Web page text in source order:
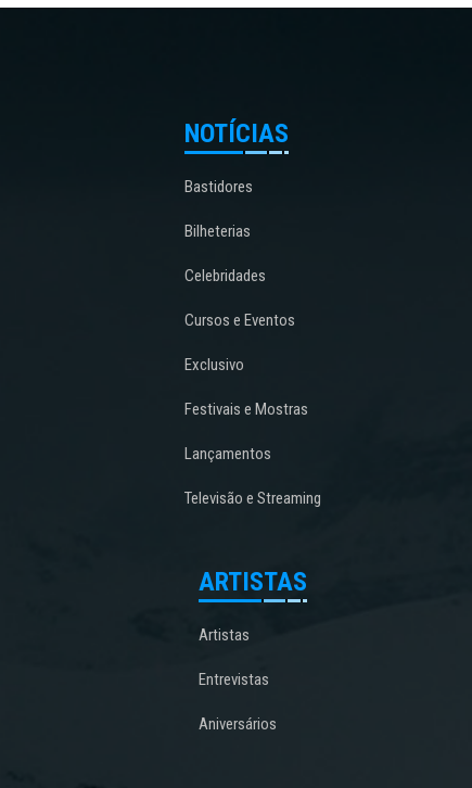
NOTÍCIAS
Bastidores
Bilheterias
Celebridades
Cursos e Eventos
Exclusivo
Festivais e Mostras
Lançamentos
Televisão e Streaming
ARTISTAS
Artistas
Entrevistas
Aniversários